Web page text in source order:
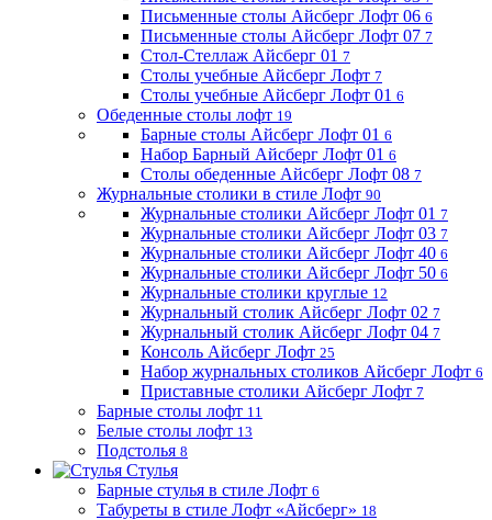
Письменные столы Айсберг Лофт 06 6
Письменные столы Айсберг Лофт 07 7
Стол-Стеллаж Айсберг 01 7
Столы учебные Айсберг Лофт 7
Столы учебные Айсберг Лофт 01 6
Обеденные столы лофт 19
Барные столы Айсберг Лофт 01 6
Набор Барный Айсберг Лофт 01 6
Столы обеденные Айсберг Лофт 08 7
Журнальные столики в стиле Лофт 90
Журнальные столики Айсберг Лофт 01 7
Журнальные столики Айсберг Лофт 03 7
Журнальные столики Айсберг Лофт 40 6
Журнальные столики Айсберг Лофт 50 6
Журнальные столики круглые 12
Журнальный столик Айсберг Лофт 02 7
Журнальный столик Айсберг Лофт 04 7
Консоль Айсберг Лофт 25
Набор журнальных столиков Айсберг Лофт 6
Приставные столики Айсберг Лофт 7
Барные столы лофт 11
Белые столы лофт 13
Подстолья 8
Стулья
Барные стулья в стиле Лофт 6
Табуреты в стиле Лофт «Айсберг» 18